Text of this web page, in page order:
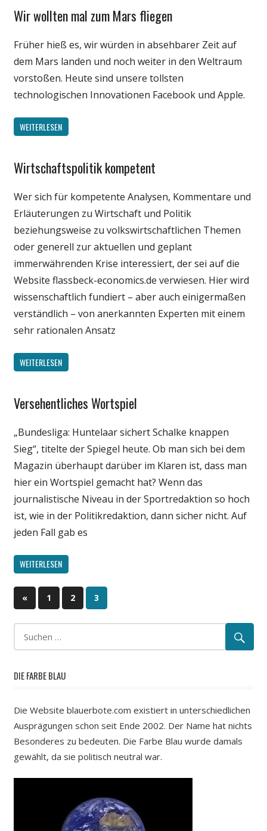
Gesellschaft
Politik
Technik
Wissenschaft
Wir wollten mal zum Mars fliegen
Früher hieß es, wir würden in absehbarer Zeit auf
dem Mars landen und noch weiter in den Weltraum
vorstoßen. Heute sind unsere tollsten
technologischen Innovationen Facebook und Apple.
WEITERLESEN
Gesellschaft
Wirtschaft
Wissenschaft
Wirtschaftspolitik kompetent
Wer sich für kompetente Analysen, Kommentare und
Erläuterungen zu Wirtschaft und Politik
beziehungsweise zu volkswirtschaftlichen Themen
oder generell zur aktuellen und geplant
immerwährenden Krise interessiert, der sei auf die
Website flassbeck-economics.de verwiesen. Hier wird
wissenschaftlich fundiert – aber auch einigermaßen
verständlich – von anerkannten Experten mit einem
sehr rationalen Ansatz
WEITERLESEN
Medien
Sport
Unterhaltung
Versehentliches Wortspiel
„Bundesliga: Huntelaar sichert Schalke knappen
Sieg“, titelte der Spiegel heute. Ob man sich bei dem
Magazin überhaupt darüber im Klaren ist, dass man
hier ein Wortspiel gemacht hat? Wenn das
journalistische Niveau in der Sportredaktion so hoch
ist, wie in der Politikredaktion, dann sicher nicht. Auf
jeden Fall gab es
WEITERLESEN
Beitragsnavigation
«Vorherige
Beiträge
1 2 3
DIE FARBE BLAU
Die Website blauerbote.com existiert in unterschiedlichen
Ausprägungen schon seit Ende 2002. Der Name hat nichts
Besonderes zu bedeuten. Die Farbe Blau wurde damals
gewählt, da sie politisch neutral war.